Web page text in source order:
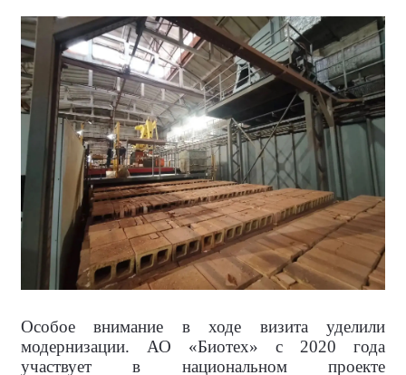
Особое внимание в ходе визита уделили
модернизации. АО «Биотех» с 2020 года
участвует в национальном проекте